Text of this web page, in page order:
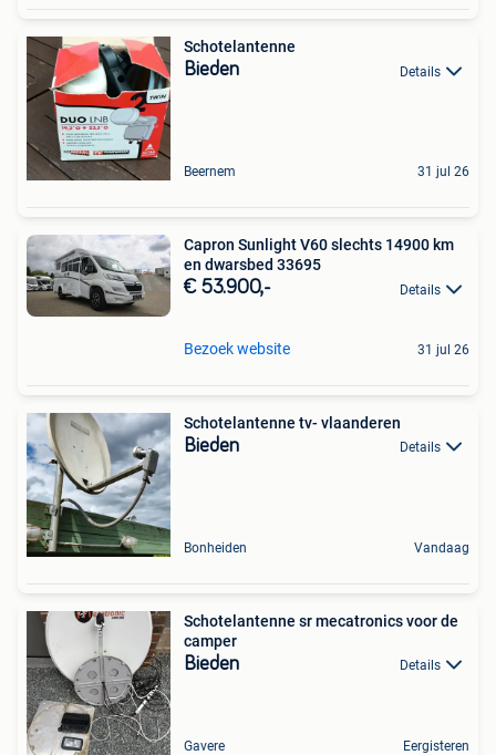
Schotelantenne
Bieden Details
Beernem 31 jul 26
Capron Sunlight V60 slechts 14900 km
en dwarsbed 33695
€ 53.900,- Details
Bezoek website 31 jul 26
Schotelantenne tv- vlaanderen
Bieden Details
Bonheiden Vandaag
Schotelantenne sr mecatronics voor de
camper
Bieden Details
Gavere Eergisteren